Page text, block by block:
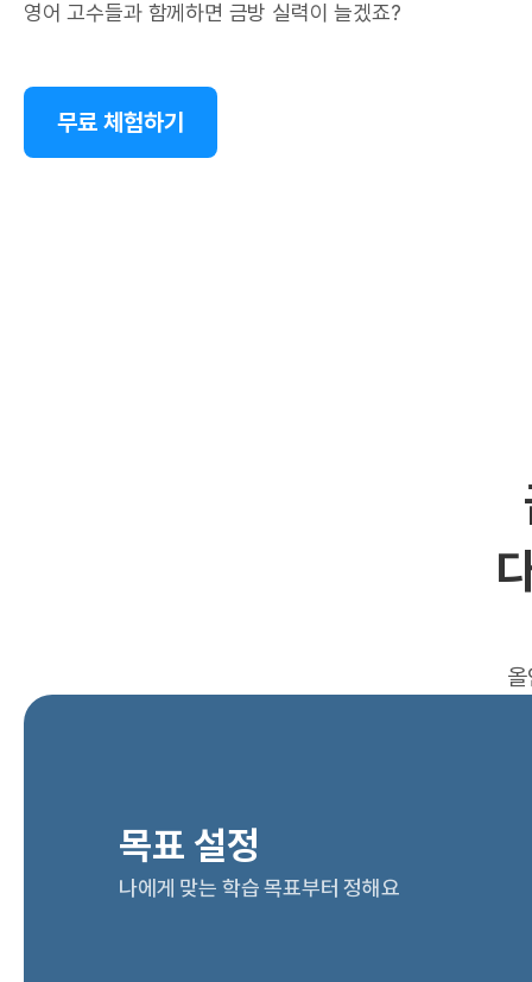
영어 고수들과 함께하면 금방 실력이 늘겠죠?
무료 체험하기
목표 설정
나에게 맞는 학습 목표부터 정해요